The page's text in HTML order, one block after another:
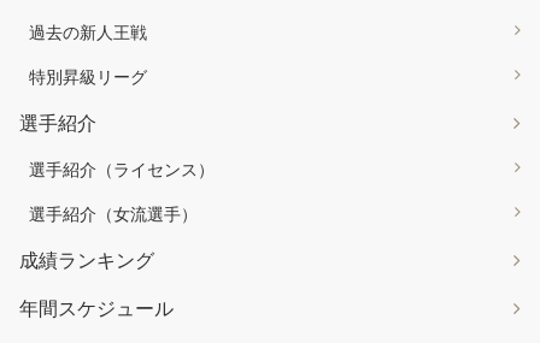
過去の新人王戦
特別昇級リーグ
選手紹介
選手紹介（ライセンス）
選手紹介（女流選手）
成績ランキング
年間スケジュール